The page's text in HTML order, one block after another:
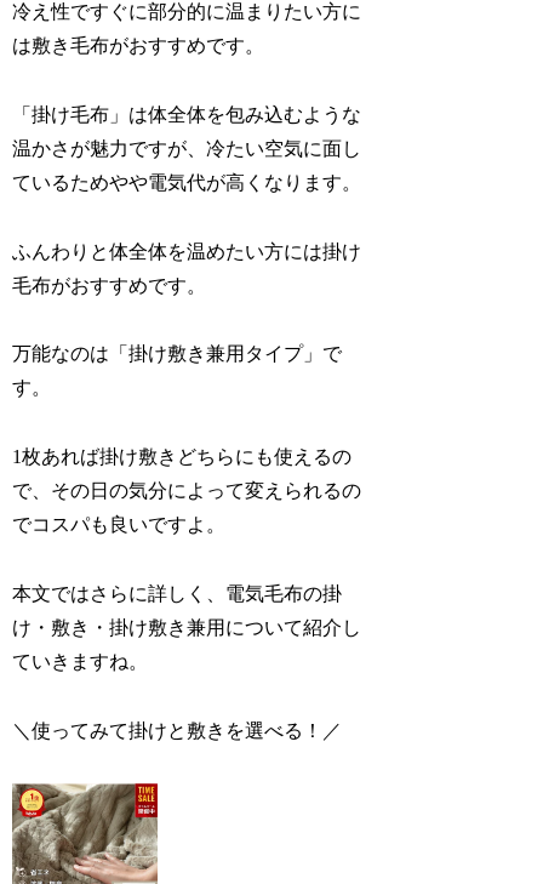
冷え性ですぐに部分的に温まりたい方に
は敷き毛布がおすすめです。
「掛け毛布」は体全体を包み込むような
温かさが魅力ですが、冷たい空気に面し
ているためやや電気代が高くなります。
ふんわりと体全体を温めたい方には掛け
毛布がおすすめです。
万能なのは「掛け敷き兼用タイプ」で
す。
1枚あれば掛け敷きどちらにも使えるの
で、その日の気分によって変えられるの
でコスパも良いですよ。
本文ではさらに詳しく、電気毛布の掛
け・敷き・掛け敷き兼用について紹介し
ていきますね。
＼使ってみて掛けと敷きを選べる！／